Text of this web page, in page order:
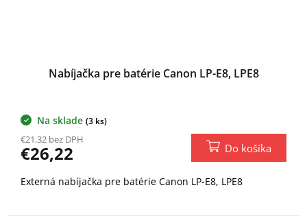
Nabíjačka pre batérie Canon LP-E8, LPE8
Na sklade (3 ks)
€21,32 bez DPH
€26,22 Do košíka
Externá nabíjačka pre batérie Canon LP-E8, LPE8